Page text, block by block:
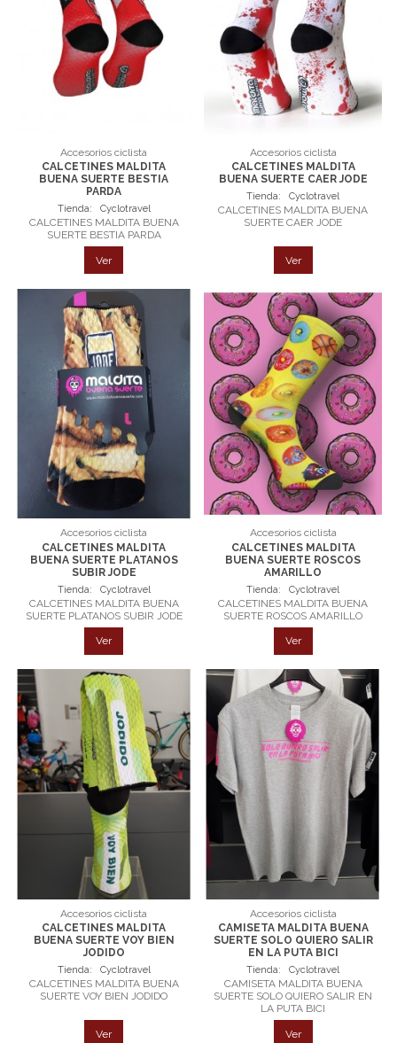
Accesorios ciclista
CALCETINES MALDITA
BUENA SUERTE BESTIA
PARDA
Tienda: Cyclotravel
CALCETINES MALDITA BUENA
SUERTE BESTIA PARDA
Ver
Accesorios ciclista
CALCETINES MALDITA
BUENA SUERTE CAER JODE
Tienda: Cyclotravel
CALCETINES MALDITA BUENA
SUERTE CAER JODE
Ver
Accesorios ciclista
CALCETINES MALDITA
BUENA SUERTE PLATANOS
SUBIR JODE
Tienda: Cyclotravel
CALCETINES MALDITA BUENA
SUERTE PLATANOS SUBIR JODE
Ver
Accesorios ciclista
CALCETINES MALDITA
BUENA SUERTE ROSCOS
AMARILLO
Tienda: Cyclotravel
CALCETINES MALDITA BUENA
SUERTE ROSCOS AMARILLO
Ver
Accesorios ciclista
CALCETINES MALDITA
BUENA SUERTE VOY BIEN
JODIDO
Tienda: Cyclotravel
CALCETINES MALDITA BUENA
SUERTE VOY BIEN JODIDO
Ver
Accesorios ciclista
CAMISETA MALDITA BUENA
SUERTE SOLO QUIERO SALIR
EN LA PUTA BICI
Tienda: Cyclotravel
CAMISETA MALDITA BUENA
SUERTE SOLO QUIERO SALIR EN
LA PUTA BICI
Ver